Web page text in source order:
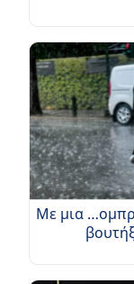
Με μια